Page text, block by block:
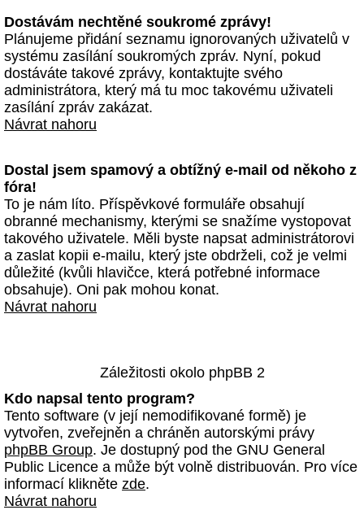
Dostávám nechtěné soukromé zprávy!
Plánujeme přidání seznamu ignorovaných uživatelů v
systému zasílání soukromých zpráv. Nyní, pokud
dostáváte takové zprávy, kontaktujte svého
administrátora, který má tu moc takovému uživateli
zasílání zpráv zakázat.
Návrat nahoru
Dostal jsem spamový a obtížný e-mail od někoho z
fóra!
To je nám líto. Příspěvkové formuláře obsahují
obranné mechanismy, kterými se snažíme vystopovat
takového uživatele. Měli byste napsat administrátorovi
a zaslat kopii e-mailu, který jste obdrželi, což je velmi
důležité (kvůli hlavičce, která potřebné informace
obsahuje). Oni pak mohou konat.
Návrat nahoru
Záležitosti okolo phpBB 2
Kdo napsal tento program?
Tento software (v její nemodifikované formě) je
vytvořen, zveřejněn a chráněn autorskými právy
phpBB Group. Je dostupný pod the GNU General
Public Licence a může být volně distribuován. Pro více
informací klikněte zde.
Návrat nahoru